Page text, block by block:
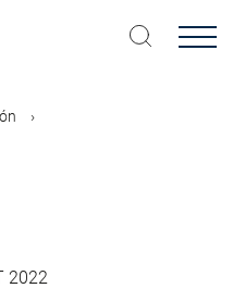
2022